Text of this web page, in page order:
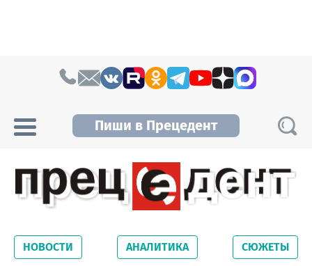
Пиши в Прецедент
Новосибирской области. Читайте свежие
новости на сайте сетевого издания
НОВОСТИ АНАЛИТИКА СЮЖЕТЫ